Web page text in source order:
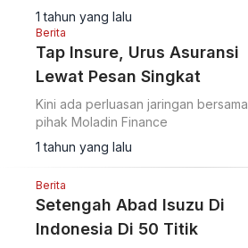
1 tahun yang lalu
Berita
Tap Insure, Urus Asuransi
Lewat Pesan Singkat
Kini ada perluasan jaringan bersama
pihak Moladin Finance
1 tahun yang lalu
Berita
Setengah Abad Isuzu Di
Indonesia Di 50 Titik